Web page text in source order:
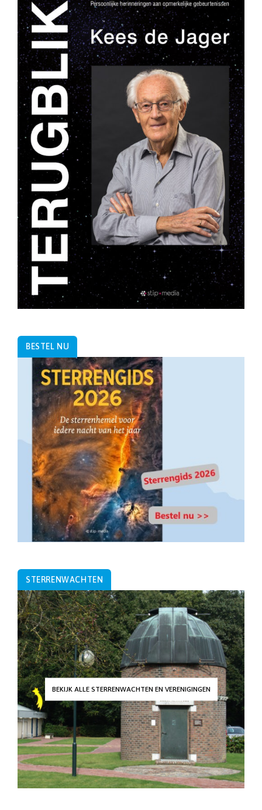
BESTEL NU
STERRENWACHTEN
BEKIJK ALLE STERRENWACHTEN EN VERENIGINGEN